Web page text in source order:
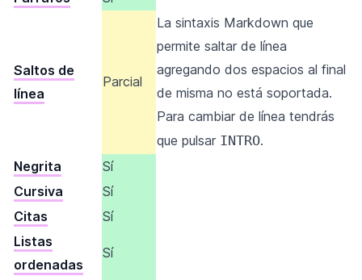
Saltos de
línea
Parcial
La sintaxis Markdown que
permite saltar de línea
agregando dos espacios al final
de misma no está soportada.
Para cambiar de línea tendrás
que pulsar INTRO.
Negrita
Sí
Cursiva
Sí
Citas
Sí
Listas
ordenadas
Sí